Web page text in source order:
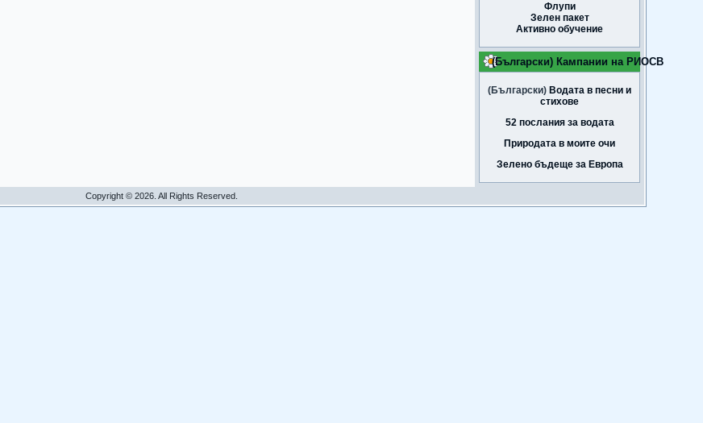
Флупи
Зелен пакет
Активно обучение
(Български) Кампании на РИОСВ
(Български) Водата в песни и
стихове
52 послания за водата
Природата в моите очи
Зелено бъдеще за Европа
Copyright © 2026. All Rights Reserved.